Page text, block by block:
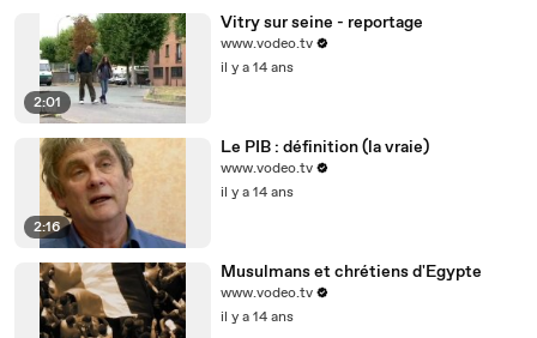
2:01
Vitry sur seine - reportage
www.vodeo.tv
il y a 14 ans
2:16
Le PIB : définition (la vraie)
www.vodeo.tv
il y a 14 ans
Musulmans et chrétiens d'Egypte
www.vodeo.tv
il y a 14 ans